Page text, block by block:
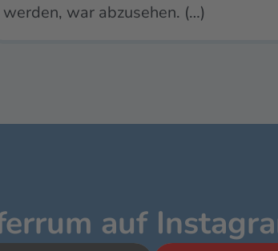
werden, war abzusehen. (…)
auf